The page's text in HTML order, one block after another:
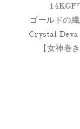
14KGF
ゴールドの
Crystal Deva
【女神巻